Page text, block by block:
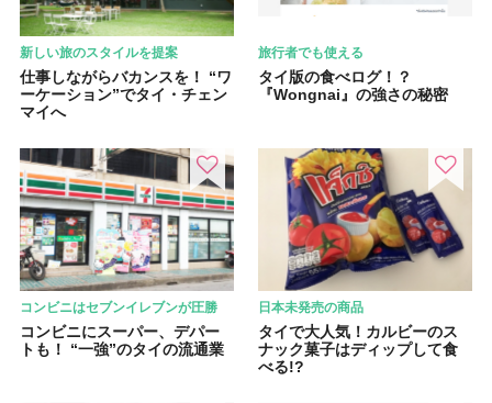
新しい旅のスタイルを提案
仕事しながらバカンスを！ “ワ
ーケーション”でタイ・チェン
マイへ
旅行者でも使える
タイ版の食べログ！？
『Wongnai』の強さの秘密
コンビニはセブンイレブンが圧勝
コンビニにスーパー、デパー
トも！ “一強”のタイの流通業
日本未発売の商品
タイで大人気！カルビーのス
ナック菓子はディップして食
べる!?